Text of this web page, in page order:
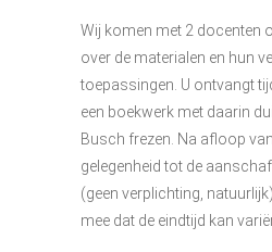
Wij komen met 2 docenten
over de materialen en hun
toepassingen. U ontvangt
een boekwerk met daarin
Busch frezen. Na afloop
gelegenheid tot de
(geen verplichting,
mee dat de eindtijd kan